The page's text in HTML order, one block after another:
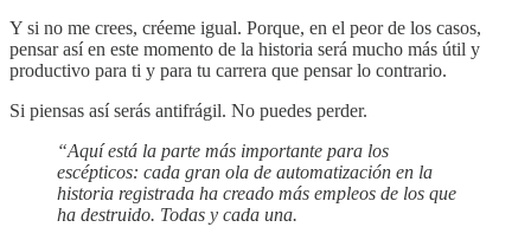
Y si no me crees, créeme igual. Porque, en el peor de los casos,
pensar así en este momento de la historia será mucho más útil y
productivo para ti y para tu carrera que pensar lo contrario.
Si piensas así serás antifrágil. No puedes perder.
“Aquí está la parte más importante para los
escépticos: cada gran ola de automatización en la
historia registrada ha creado más empleos de los que
ha destruido. Todas y cada una.